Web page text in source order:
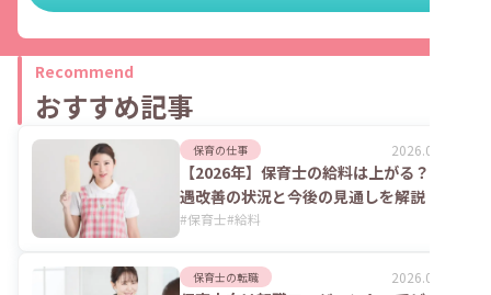
Recommend
おすすめ記事
保育の仕事 2026.08.06
【2026年】保育士の給料は上がる？処
遇改善の状況と今後の見通しを解説
#保育士#給料
保育士の転職 2026.08.06